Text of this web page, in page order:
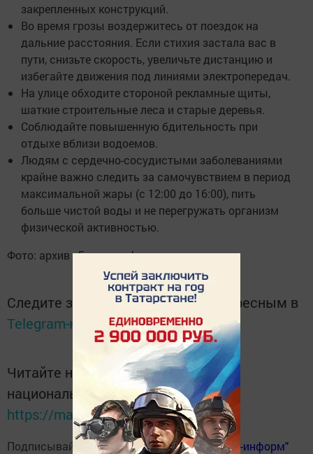
закрепленных конструкций.
Во время грозы воздержитесь от поездок на
дальние расстояния. Если стихия застала вас в
пути, снизьте скорость, увеличьте дистанцию и
избегайте движения под линиями электропередач.
На улице обходите стороной рекламные щиты,
шаткие строительные леса и старые деревья.
Соблюдайте повышенную бдительность при
отдыхе вблизи водоемов.
Людям с сердечно-сосудистыми заболеваниями
крайне важно следить за самочувствием в период
максимальной жары (с 12:00 до 16:00), пить
больше чистой воды и не перегружать организм
физической активностью.
Фото: архив «Бавлы-информ»
Следите за самым важным и интересным в
Telegram-каналеТатмедиа
Читайте новости Татарстана в
национальном мессенджере MАХ:
https://max.ru/tatmedia
Подписывайтесь на телеграм-канал "Бавлы-информ"